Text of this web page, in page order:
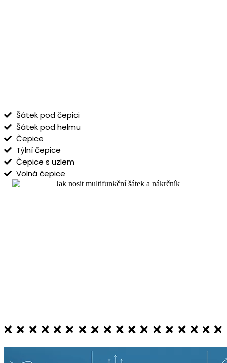
Šátek pod čepici
Šátek pod helmu
Čepice
Týlní čepice
Čepice s uzlem
Volná čepice